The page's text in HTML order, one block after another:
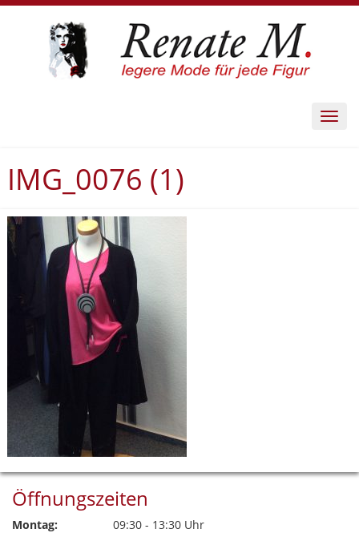
IMG_0076 (1)
Öffnungszeiten
Montag: 09:30 - 13:30 Uhr